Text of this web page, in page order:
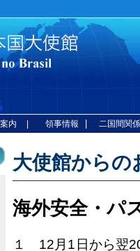
内 | 領事情報 二国間関係
大使館からの
海外安全・パ
１ 12月1日から翌